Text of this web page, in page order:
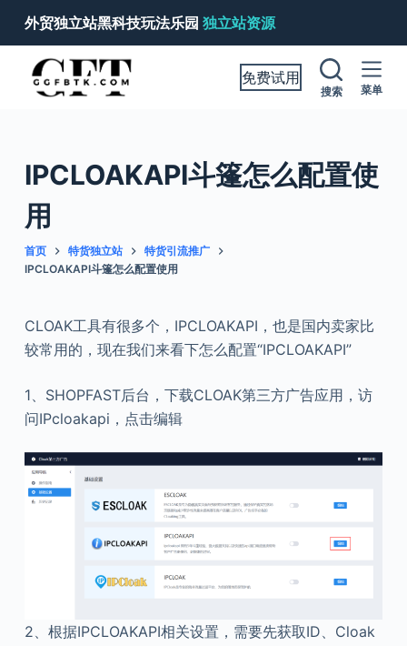
跳
过
内
外贸独立站黑科技玩法乐园 独立站资源
免费试用
搜索 菜单
IPCLOAKAPI斗篷怎么配置使
用
首页 特货独立站
特货引流推广
IPCLOAKAPI斗篷怎么配置使用
CLOAK工具有很多个，IPCLOAKAPI，也是国内卖家比
较常用的，现在我们来看下怎么配置“IPCLOAKAPI”
1、SHOPFAST后台，下载CLOAK第三方广告应用，访
问IPcloakapi，点击编辑
2、根据IPCLOAKAPI相关设置，需要先获取ID、Cloak